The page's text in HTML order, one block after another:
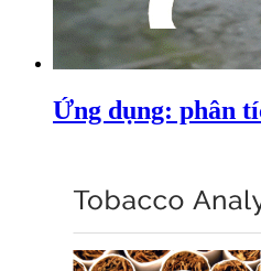
Ứng dụng: phân